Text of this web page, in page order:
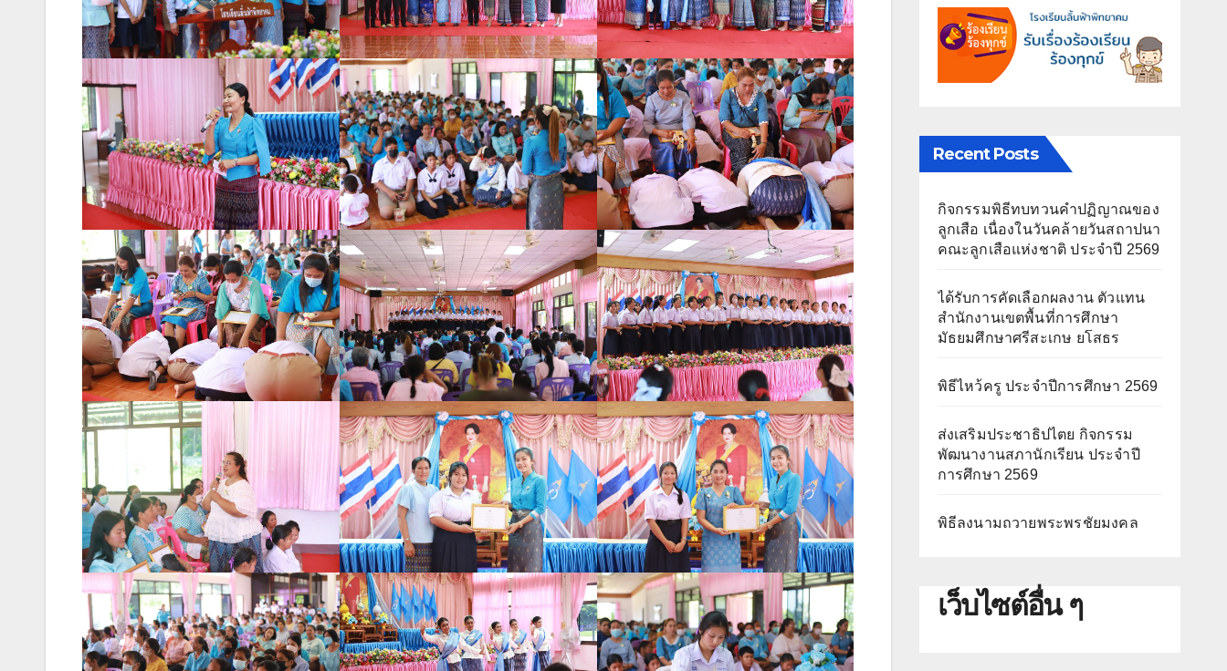
Recent Posts
กิจกรรมพิธีทบทวนคำปฏิญาณของ
ลูกเสือ เนื่องในวันคล้ายวันสถาปนา
คณะลูกเสือแห่งชาติ ประจำปี 2569
ได้รับการคัดเลือกผลงาน ตัวแทน
สำนักงานเขตพื้นที่การศึกษา
มัธยมศึกษาศรีสะเกษ ยโสธร
พิธีไหว้ครู ประจำปีการศึกษา 2569
ส่งเสริมประชาธิปไตย กิจกรรม
พัฒนางานสภานักเรียน ประจำปี
การศึกษา 2569
พิธีลงนามถวายพระพรชัยมงคล
เว็บไซต์อื่น ๆ